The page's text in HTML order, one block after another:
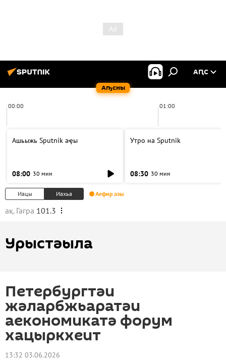
Аҧсны
АԤС
00:00 01:00
Ашьыжь Sputnik аҿы
08:00 30 мин
Утро на Sputnik
08:30 30 мин
Иацы Иахьа Аефир азы
ақ. Гагра 101.3
Урыстәыла
Петербургтәи
жәларбжьаратәи
аекономикатә форум
хацыркхеит
13:32 03.06.2026